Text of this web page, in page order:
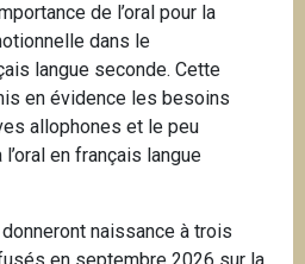
de l’oral pour la
dans le
langue seconde. Cette
en évidence les besoins
allophones et le peu
en français langue
naissance à trois